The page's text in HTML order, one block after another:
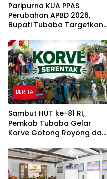
Paripurna KUA PPAS
Perubahan APBD 2026,
Bupati Tubaba Targetkan
Rp820,3 Miliar
BERITA
Sambut HUT ke-81 RI,
Pemkab Tubaba Gelar
Korve Gotong Royong dan